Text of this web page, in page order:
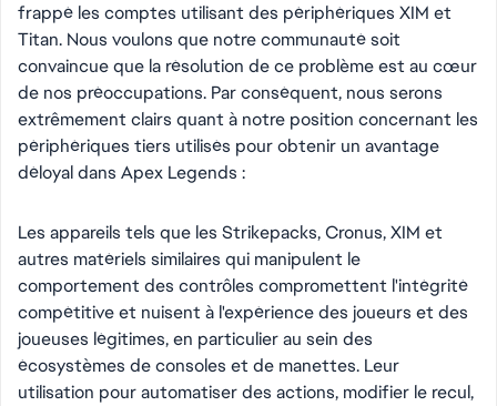
frappé les comptes utilisant des périphériques XIM et
Titan. Nous voulons que notre communauté soit
convaincue que la résolution de ce problème est au cœur
de nos préoccupations. Par conséquent, nous serons
extrêmement clairs quant à notre position concernant les
périphériques tiers utilisés pour obtenir un avantage
déloyal dans Apex Legends :
Les appareils tels que les Strikepacks, Cronus, XIM et
autres matériels similaires qui manipulent le
comportement des contrôles compromettent l'intégrité
compétitive et nuisent à l'expérience des joueurs et des
joueuses légitimes, en particulier au sein des
écosystèmes de consoles et de manettes. Leur
utilisation pour automatiser des actions, modifier le recul,